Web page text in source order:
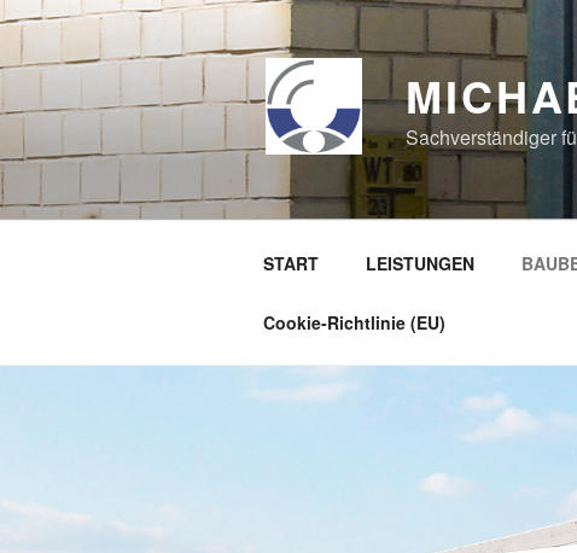
Zum
Inhalt
springen
Sachverständiger
START LEISTUNGEN
Cookie-Richtlinie (EU)